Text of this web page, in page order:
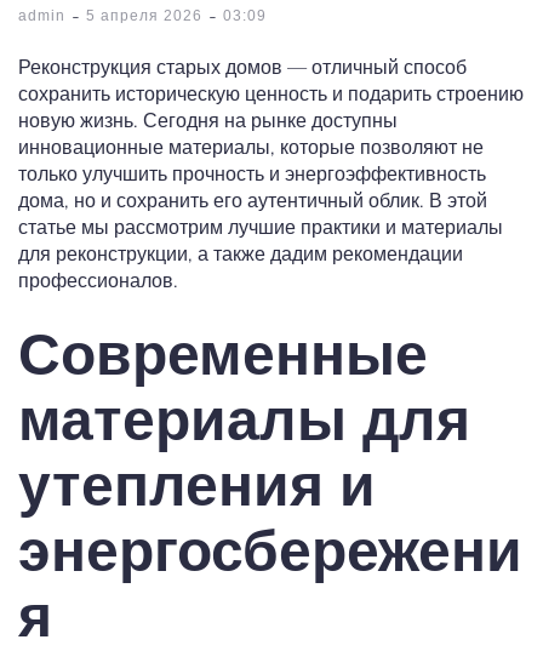
admin - 5 апреля 2026 - 03:09
Реконструкция старых домов — отличный способ
сохранить историческую ценность и подарить строению
новую жизнь. Сегодня на рынке доступны
инновационные материалы, которые позволяют не
только улучшить прочность и энергоэффективность
дома, но и сохранить его аутентичный облик. В этой
статье мы рассмотрим лучшие практики и материалы
для реконструкции, а также дадим рекомендации
профессионалов.
Современные
материалы для
утепления и
энергосбережени
я